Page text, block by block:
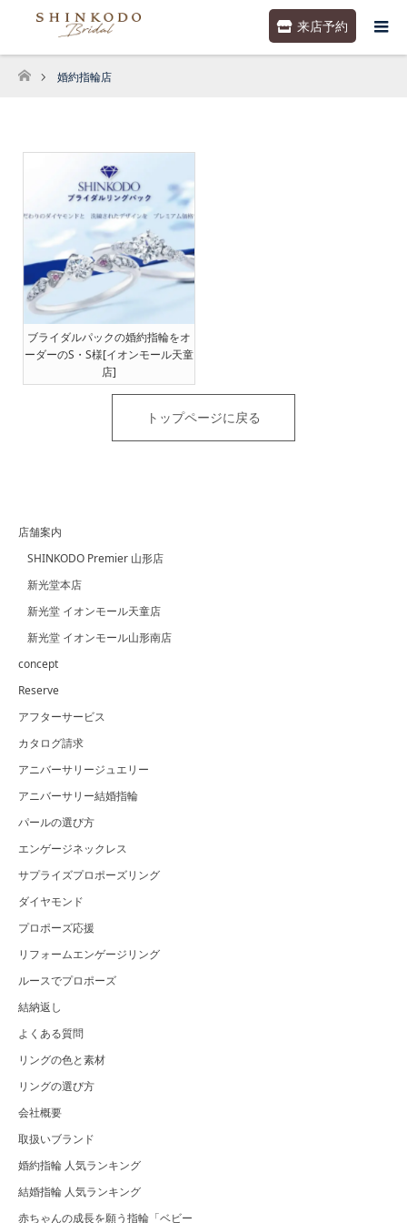
来店予約
ホーム
婚約指輪店
ブライダルパックの婚約指輪をオ
ーダーのS・S様[イオンモール天童
店]
トップページに戻る
店舗案内
SHINKODO Premier 山形店
新光堂本店
新光堂 イオンモール天童店
新光堂 イオンモール山形南店
concept
Reserve
アフターサービス
カタログ請求
アニバーサリージュエリー
アニバーサリー結婚指輪
パールの選び方
エンゲージネックレス
サプライズプロポーズリング
ダイヤモンド
プロポーズ応援
リフォームエンゲージリング
ルースでプロポーズ
結納返し
よくある質問
リングの色と素材
リングの選び方
会社概要
取扱いブランド
婚約指輪 人気ランキング
結婚指輪 人気ランキング
赤ちゃんの成長を願う指輪「ベビー